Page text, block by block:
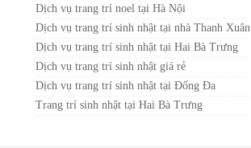
Dịch vụ trang trí noel tại Hà Nội
Dịch vụ trang trí sinh nhật tại nhà Thanh Xuân
Dịch vụ trang trí sinh nhật tại Hai Bà Trưng
Dịch vụ trang trí sinh nhật giá rẻ
Dịch vụ trang trí sinh nhật tại Đống Đa
Trang trí sinh nhật tại Hai Bà Trưng